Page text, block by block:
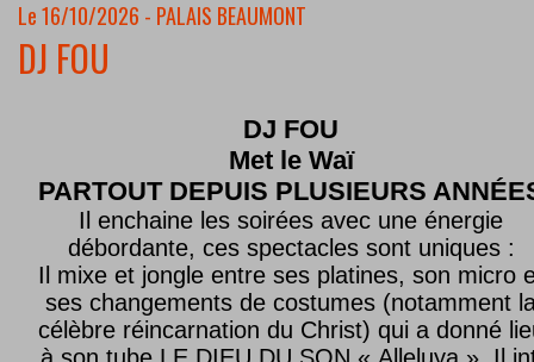
Le 16/10/2026 - PALAIS BEAUMONT
DJ FOU
DJ FOU
Met le Waï
PARTOUT DEPUIS PLUSIEURS
Il enchaine les soirées avec une énergie
débordante, ces spectacles sont uniques :
Il mixe et jongle entre ses platines, son micro
ses changements de costumes (notamment
célèbre réincarnation du Christ) qui a donné